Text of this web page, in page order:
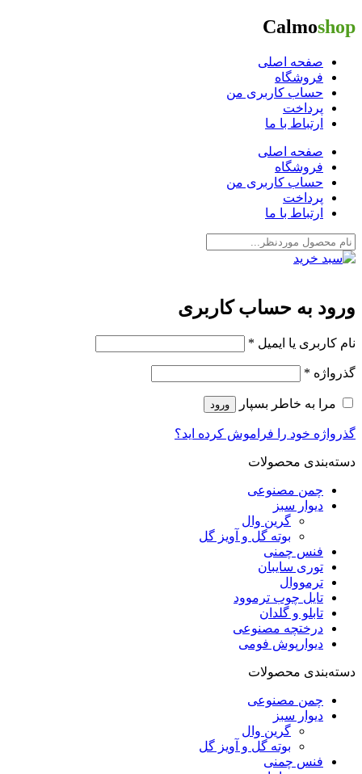
Calmoshop
صفحه اصلی
فروشگاه
حساب کاربری من
پرداخت
ارتباط با ما
صفحه اصلی
فروشگاه
حساب کاربری من
پرداخت
ارتباط با ما
ورود به حساب کاربری
نام کاربری یا ایمیل *
گذرواژه *
مرا به خاطر بسپار ورود
گذرواژه خود را فراموش کرده اید؟
دسته‌بندی محصولات
چمن مصنوعی
دیوار سبز
گرین وال
بوته گل و آویز گل
فنس چمنی
توری سایبان
ترمووال
تایل چوب ترموود
تابلو و گلدان
درختچه مصنوعی
دیوارپوش فومی
دسته‌بندی محصولات
چمن مصنوعی
دیوار سبز
گرین وال
بوته گل و آویز گل
فنس چمنی